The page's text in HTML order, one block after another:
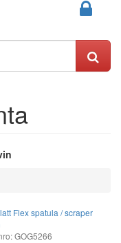
Flex spatula / scraper
GOG5266